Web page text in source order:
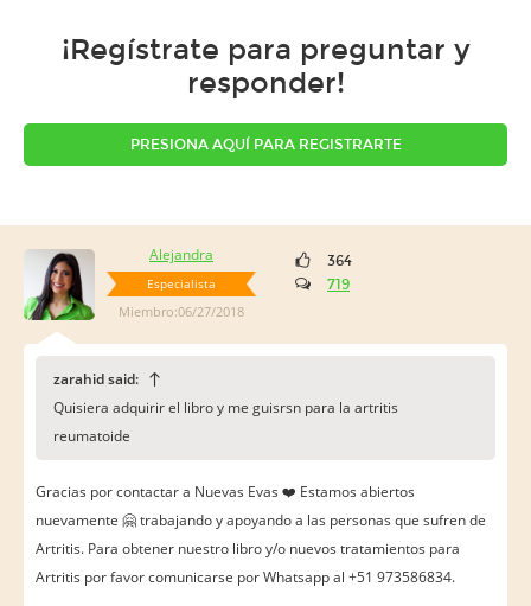
¡Regístrate para preguntar y
responder!
PRESIONA AQUÍ PARA REGISTRARTE
Alejandra
Especialista
Miembro:06/27/2018
364
719
zarahid said:
Quisiera adquirir el libro y me guisrsn para la artritis
reumatoide
Gracias por contactar a Nuevas Evas ❤️️ Estamos abiertos
nuevamente 🤗 trabajando y apoyando a las personas que sufren de
Artritis. Para obtener nuestro libro y/o nuevos tratamientos para
Artritis por favor comunicarse por Whatsapp al +51 973586834.